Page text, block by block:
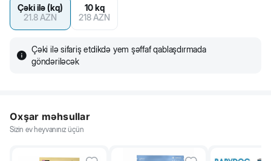
Çəki ilə (kq)
21.8AZN
10 kq
218AZN
Çəki ilə sifariş etdikdə yem şəffaf qablaşdırmada
göndəriləcək
Oxşar məhsullar
Sizin ev heyvanınız üçün